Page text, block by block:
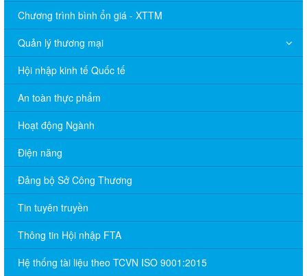
Chương trình bình ổn giá - XTTM
Quản lý thương mại
Hội nhập kinh tế Quốc tế
An toàn thực phẩm
Hoạt động Ngành
Điện năng
Đảng bộ Sở Công Thương
Tin tuyên truyền
Thông tin Hội nhập FTA
Hệ thống tài liệu theo TCVN ISO 9001:2015